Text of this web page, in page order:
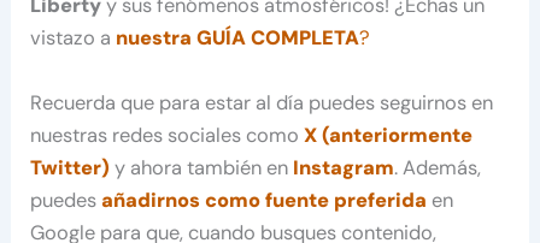
Libertyy sus fenómenos atmosféricos! ¿Echas un
vistazo a nuestra GUÍA COMPLETA?
Recuerda que para estar al día puedes seguirnos en
nuestras redes sociales comoX (anteriormente
Twitter) y ahora también en Instagram. Además,
puedesañadirnos como fuente preferida en
Google para que, cuando busques contenido,